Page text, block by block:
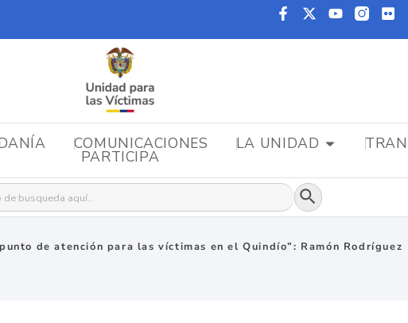
COMUNICACIONES LA UNIDAD
PARTICIPA
Botón de
de atención para las víctimas en el Quindío”: Ramón Rodríguez